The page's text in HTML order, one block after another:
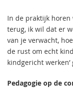
In de praktijk horen
terug, ik wil dat er
van je verwacht,
de rust om echt
kindgericht
Pedagogie op de